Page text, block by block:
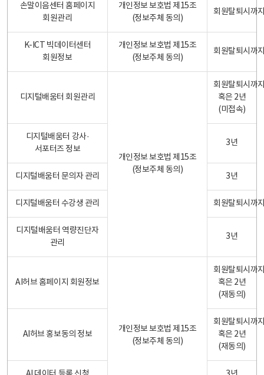
손말이음센터 홈페이지
회원관리
개인정보 보호법 제15조
(정보주체 동의)
회원탈퇴시까
K-ICT 빅데이터센터
회원정보
개인정보 보호법 제15조
(정보주체 동의)
회원탈퇴시까
디지털배움터 회원관리
개인정보 보호법 제15조
(정보주체 동의)
회원탈퇴시까
혹은 2년
(미접속)
디지털배움터 강사·
서포터즈 정보
3년
디지털배움터 문의자 관리 3년
디지털배움터 수강생 관리 회원탈퇴시까
디지털배움터 역량진단자
관리
3년
AI허브 홈페이지 회원정보
개인정보 보호법 제15조
(정보주체 동의)
회원탈퇴시까
혹은 2년
(재동의)
AI허브 홍보동의 정보
회원탈퇴시까
혹은 2년
(재동의)